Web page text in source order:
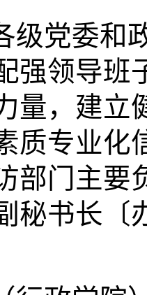
级党委和
强领导班
量，建立
质专业化
部门主要
秘书长〔